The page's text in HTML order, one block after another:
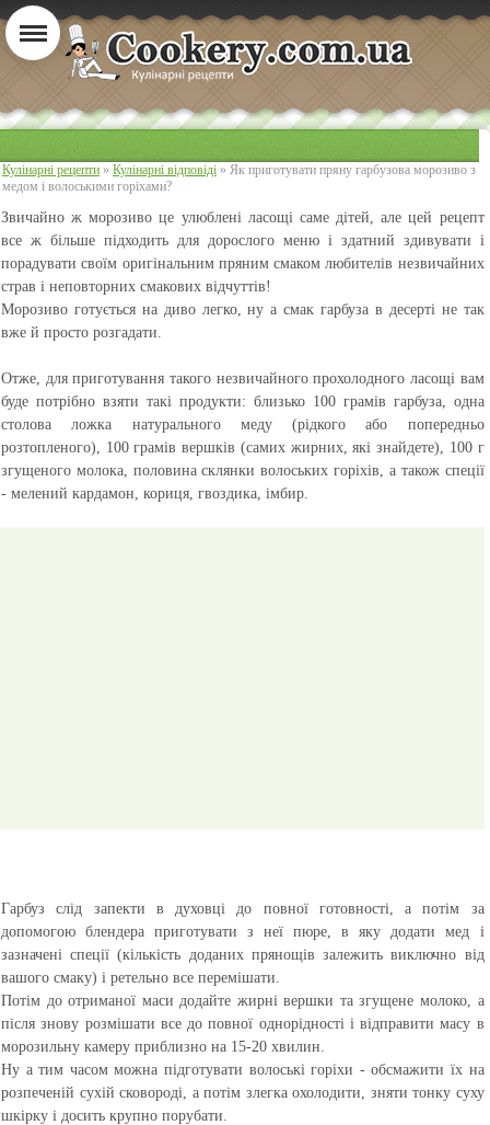
Кулінарні рецепти » Кулінарні відповіді » Як приготувати пряну гарбузова морозиво з
медом і волоськими горіхами?
Звичайно ж морозиво це улюблені ласощі саме дітей, але цей рецепт
все ж більше підходить для дорослого меню і здатний здивувати і
порадувати своїм оригінальним пряним смаком любителів незвичайних
страв і неповторних смакових відчуттів!
Морозиво готується на диво легко, ну а смак гарбуза в десерті не так
вже й просто розгадати.
Отже, для приготування такого незвичайного прохолодного ласощі вам
буде потрібно взяти такі продукти: близько 100 грамів гарбуза, одна
столова ложка натурального меду (рідкого або попередньо
розтопленого), 100 грамів вершків (самих жирних, які знайдете), 100 г
згущеного молока, половина склянки волоських горіхів, а також спеції
- мелений кардамон, кориця, гвоздика, імбир.
Гарбуз слід запекти в духовці до повної готовності, а потім за
допомогою блендера приготувати з неї пюре, в яку додати мед і
зазначені спеції (кількість доданих прянощів залежить виключно від
вашого смаку) і ретельно все перемішати.
Потім до отриманої маси додайте жирні вершки та згущене молоко, а
після знову розмішати все до повної однорідності і відправити масу в
морозильну камеру приблизно на 15-20 хвилин.
Ну а тим часом можна підготувати волоські горіхи - обсмажити їх на
розпеченій сухій сковороді, а потім злегка охолодити, зняти тонку суху
шкірку і досить крупно порубати.